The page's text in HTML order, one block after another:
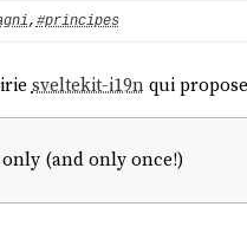
, #principes
sveltekit-i19nqui
(and only once!)